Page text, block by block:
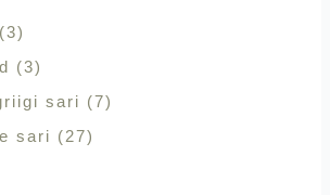
3
3
sari
7
sari
27